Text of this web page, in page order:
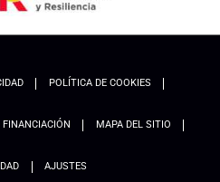
POLÍTICA DE COOKIES
FINANCIACIÓN MAPA DEL SITIO
AJUSTES